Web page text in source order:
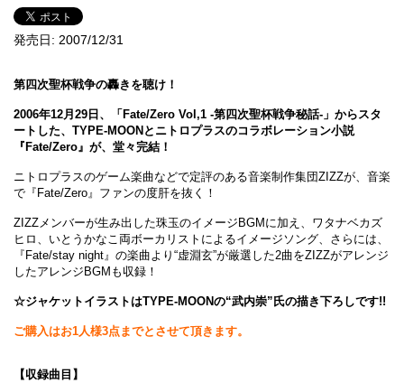
発売日: 2007/12/31
第四次聖杯戦争の轟きを聴け！
2006年12月29日、「Fate/Zero Vol,1 -第四次聖杯戦争秘話-」からスタ
ートした、TYPE-MOONとニトロプラスのコラボレーション小説
『Fate/Zero』が、堂々完結！
ニトロプラスのゲーム楽曲などで定評のある音楽制作集団ZIZZが、音楽
で『Fate/Zero』ファンの度肝を抜く！
ZIZZメンバーが生み出した珠玉のイメージBGMに加え、ワタナベカズ
ヒロ、いとうかなこ両ボーカリストによるイメージソング、さらには、
『Fate/stay night』の楽曲より“虚淵玄”が厳選した2曲をZIZZがアレンジ
したアレンジBGMも収録！
☆ジャケットイラストはTYPE-MOONの“武内崇”氏の描き下ろしです!!
ご購入はお1人様3点までとさせて頂きます。
【収録曲目】